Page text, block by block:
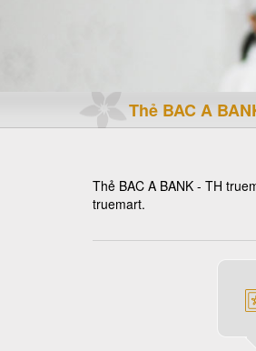
Thẻ BAC A
Thẻ BAC A BANK - TH
truemart.